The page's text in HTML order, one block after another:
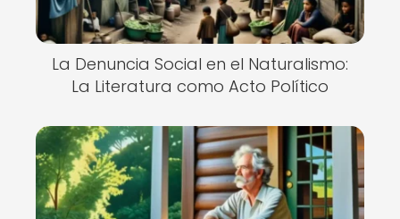
La Denuncia Social en el Naturalismo:
La Literatura como Acto Político